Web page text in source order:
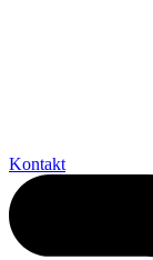
Kontakt